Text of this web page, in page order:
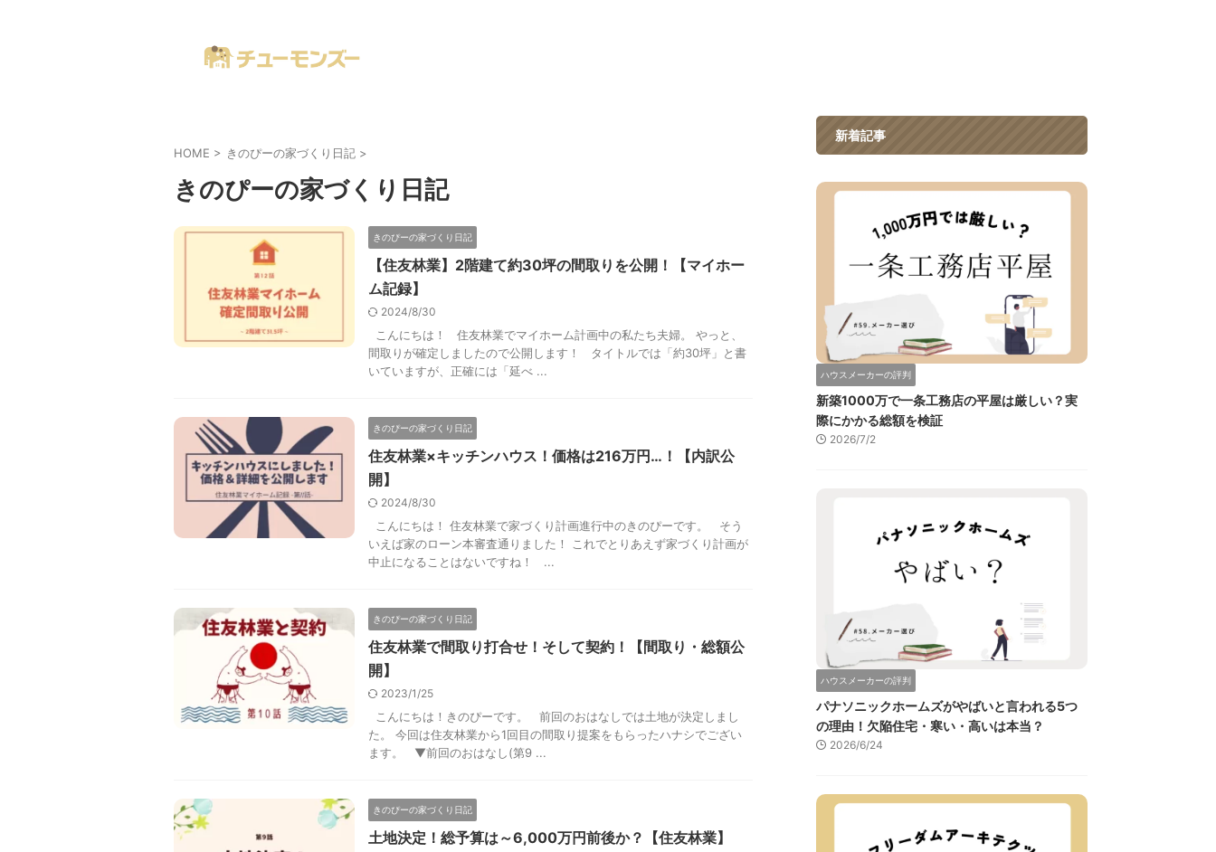
HOME > きのぴーの家づくり日記 >
きのぴーの家づくり日記
きのぴーの家づくり日記
【住友林業】2階建て約30坪の間取りを公開！【マイホー
ム記録】
2024/8/30
こんにちは！ 住友林業でマイホーム計画中の私たち夫婦。 やっと、
間取りが確定しましたので公開します！ タイトルでは「約30坪」と書
いていますが、正確には「延べ ...
きのぴーの家づくり日記
住友林業×キッチンハウス！価格は216万円…！【内訳公
開】
2024/8/30
こんにちは！ 住友林業で家づくり計画進行中のきのぴーです。 そう
いえば家のローン本審査通りました！ これでとりあえず家づくり計画が
中止になることはないですね！ ...
きのぴーの家づくり日記
住友林業で間取り打合せ！そして契約！【間取り・総額公
開】
2023/1/25
こんにちは！きのぴーです。 前回のおはなしでは土地が決定しまし
た。 今回は住友林業から1回目の間取り提案をもらったハナシでござい
ます。 ▼前回のおはなし(第9 ...
きのぴーの家づくり日記
土地決定！総予算は～6,000万円前後か？【住友林業】
新着記事
ハウスメーカーの評判
新築1000万で一条工務店の平屋は厳しい？実
際にかかる総額を検証
2026/7/2
ハウスメーカーの評判
パナソニックホームズがやばいと言われる5つ
の理由！欠陥住宅・寒い・高いは本当？
2026/6/24